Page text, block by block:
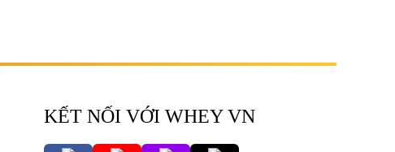
KẾT NỐI VỚI WHEY VN